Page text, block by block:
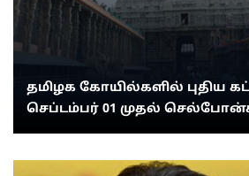
தமிழக கோயில்களில் புதிய
செப்டம்பர் 01 முதல்